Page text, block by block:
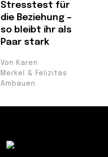
Stresstest für
die Beziehung –
so bleibt ihr als
Paar stark
Von Karen
Merkel & Felizitas
Ambauen